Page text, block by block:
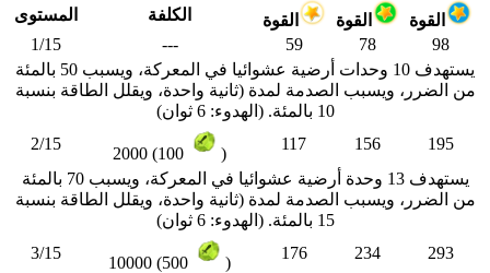
المستوى الكلفة القوة القوة
القوة
1/15
--- 59 78
98
يستهدف 10 وحدات أرضية عشوائيا في المعركة، ويسبب 50 بالمئة
من الضرر، ويسبب الصدمة لمدة (ثانية واحدة، ويقلل الطاقة بنسبة
10 بالمئة. (الهدوء: 6 ثوان)
2/15
2000 (100 )
117 156
195
يستهدف 13 وحدة أرضية عشوائيا في المعركة، ويسبب 70 بالمئة
من الضرر، ويسبب الصدمة لمدة (ثانية واحدة، ويقلل الطاقة بنسبة
15 بالمئة. (الهدوء: 6 ثوان)
3/15
10000 (500 )
176 234
293